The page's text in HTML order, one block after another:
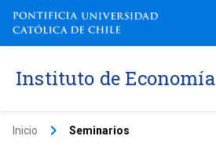
Instituto de Economía
Inicio keyboard_arrow_right Seminarios